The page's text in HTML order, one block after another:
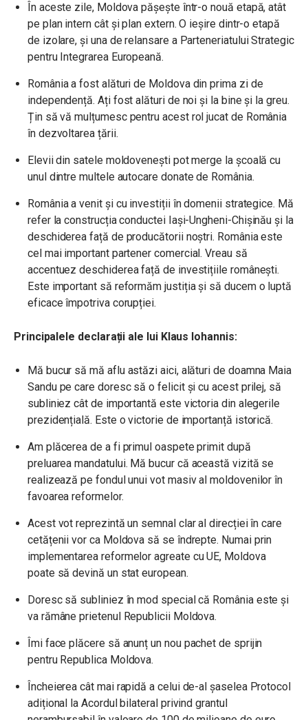
În aceste zile, Moldova pășește într-o nouă etapă, atât
pe plan intern cât și plan extern. O ieșire dintr-o etapă
de izolare, și una de relansare a Parteneriatului Strategic
pentru Integrarea Europeană.
România a fost alături de Moldova din prima zi de
independență. Ați fost alături de noi și la bine și la greu.
Țin să vă mulțumesc pentru acest rol jucat de România
în dezvoltarea țării.
Elevii din satele moldovenești pot merge la școală cu
unul dintre multele autocare donate de România.
România a venit și cu investiții în domenii strategice. Mă
refer la construcția conductei Iași-Ungheni-Chișinău și la
deschiderea față de producătorii noștri. România este
cel mai important partener comercial. Vreau să
accentuez deschiderea față de investițiile românești.
Este important să reformăm justiția și să ducem o luptă
eficace împotriva corupției.
Principalele declarații ale lui Klaus Iohannis:
Mă bucur să mă aflu astăzi aici, alături de doamna Maia
Sandu pe care doresc să o felicit și cu acest prilej, să
subliniez cât de importantă este victoria din alegerile
prezidențială. Este o victorie de importanță istorică.
Am plăcerea de a fi primul oaspete primit după
preluarea mandatului. Mă bucur că această vizită se
realizează pe fondul unui vot masiv al moldovenilor în
favoarea reformelor.
Acest vot reprezintă un semnal clar al direcției în care
cetățenii vor ca Moldova să se îndrepte. Numai prin
implementarea reformelor agreate cu UE, Moldova
poate să devină un stat european.
Doresc să subliniez în mod special că România este și
va rămâne prietenul Republicii Moldova.
Îmi face plăcere să anunț un nou pachet de sprijin
pentru Republica Moldova.
Încheierea cât mai rapidă a celui de-al șaselea Protocol
adițional la Acordul bilateral privind grantul